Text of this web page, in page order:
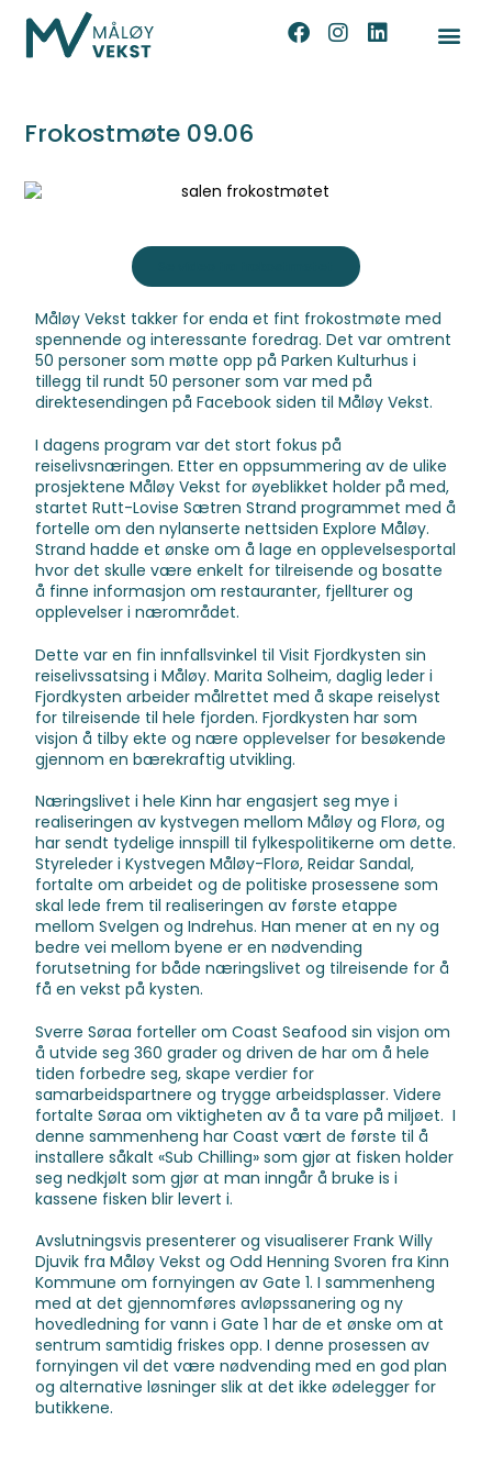
Frokostmøte 09.06
Måløy Vekst takker for enda et fint frokostmøte med
spennende og interessante foredrag. Det var omtrent
50 personer som møtte opp på Parken Kulturhus i
tillegg til rundt 50 personer som var med på
direktesendingen på Facebook siden til Måløy Vekst.
I dagens program var det stort fokus på
reiselivsnæringen. Etter en oppsummering av de ulike
prosjektene Måløy Vekst for øyeblikket holder på med,
startet Rutt-Lovise Sætren Strand programmet med å
fortelle om den nylanserte nettsiden Explore Måløy.
Strand hadde et ønske om å lage en opplevelsesportal
hvor det skulle være enkelt for tilreisende og bosatte
å finne informasjon om restauranter, fjellturer og
opplevelser i nærområdet.
Dette var en fin innfallsvinkel til Visit Fjordkysten sin
reiselivssatsing i Måløy. Marita Solheim, daglig leder i
Fjordkysten arbeider målrettet med å skape reiselyst
for tilreisende til hele fjorden. Fjordkysten har som
visjon å tilby ekte og nære opplevelser for besøkende
gjennom en bærekraftig utvikling.
Næringslivet i hele Kinn har engasjert seg mye i
realiseringen av kystvegen mellom Måløy og Florø, og
har sendt tydelige innspill til fylkespolitikerne om dette.
Styreleder i Kystvegen Måløy-Florø, Reidar Sandal,
fortalte om arbeidet og de politiske prosessene som
skal lede frem til realiseringen av første etappe
mellom Svelgen og Indrehus. Han mener at en ny og
bedre vei mellom byene er en nødvending
forutsetning for både næringslivet og tilreisende for å
få en vekst på kysten.
Sverre Søraa forteller om Coast Seafood sin visjon om
å utvide seg 360 grader og driven de har om å hele
tiden forbedre seg, skape verdier for
samarbeidspartnere og trygge arbeidsplasser. Videre
fortalte Søraa om viktigheten av å ta vare på miljøet. I
denne sammenheng har Coast vært de første til å
installere såkalt «Sub Chilling» som gjør at fisken holder
seg nedkjølt som gjør at man inngår å bruke is i
kassene fisken blir levert i.
Avslutningsvis presenterer og visualiserer Frank Willy
Djuvik fra Måløy Vekst og Odd Henning Svoren fra Kinn
Kommune om fornyingen av Gate 1. I sammenheng
med at det gjennomføres avløpssanering og ny
hovedledning for vann i Gate 1 har de et ønske om at
sentrum samtidig friskes opp. I denne prosessen av
fornyingen vil det være nødvending med en god plan
og alternative løsninger slik at det ikke ødelegger for
butikkene.